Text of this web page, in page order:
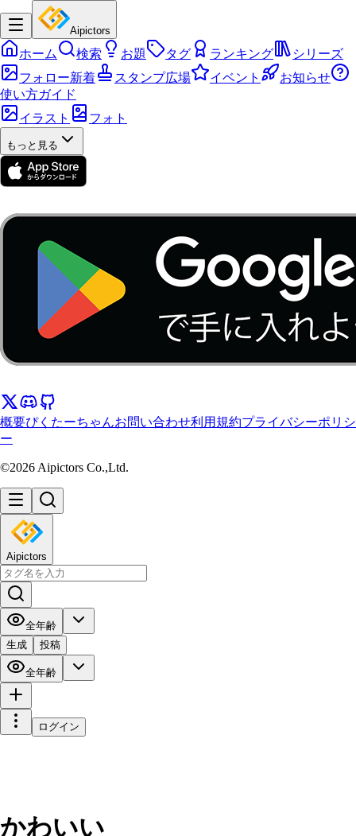
Aipictors
ホーム 検索 お題 タグ ランキング
シリーズ
フォロー新着
スタンプ広場 イベント
お知らせ
使い方ガイド
イラスト
フォト
もっと見る
概要ぴくたーちゃんお問い合わせ利用規約プライバシーポリシ
ー
©2026 Aipictors Co.,Ltd.
Aipictors
全年齢
生成
投稿
全年齢
ログイン
かわいい